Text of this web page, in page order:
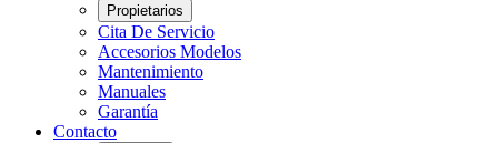
Propietarios
Cita De Servicio
Accesorios Modelos
Mantenimiento
Manuales
Garantía
Contacto